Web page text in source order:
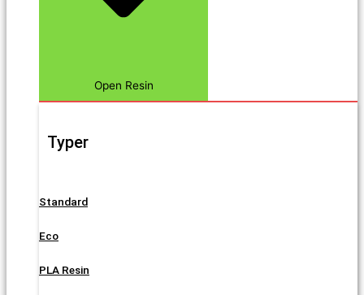
Open Resin
Typer
Standard
Eco
PLA Resin